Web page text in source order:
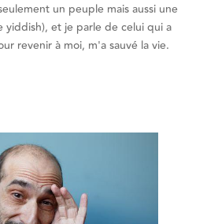
un peuple mais aussi une
yiddish), et je parle de celui qui a
revenir à moi, m'a sauvé la vie.